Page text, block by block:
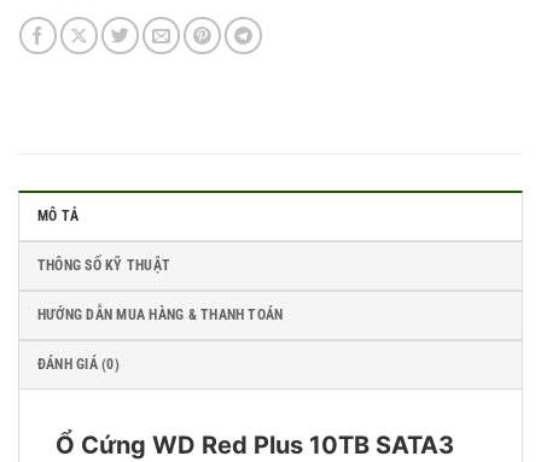
MÔ TẢ
THÔNG SỐ KỸ THUẬT
HƯỚNG DẪN MUA HÀNG & THANH TOÁN
ĐÁNH GIÁ (0)
Ổ Cứng WD Red Plus 10TB SATA3